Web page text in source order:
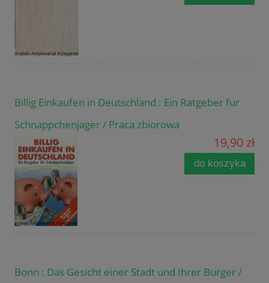
Billig Einkaufen in Deutschland : Ein Ratgeber fur
Schnappchenjager / Praca zbiorowa
19,90 zł
do koszyka
Bonn : Das Gesicht einer Stadt und Ihrer Burger /